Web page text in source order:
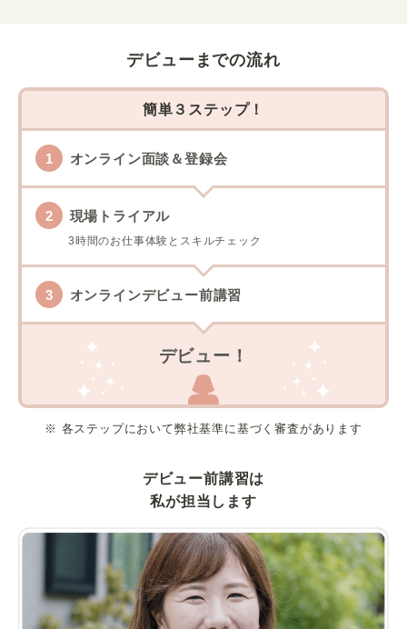
デビューまでの流れ
簡単３ステップ！
オンライン面談＆登録会
現場トライアル
3時間のお仕事体験とスキルチェック
オンラインデビュー前講習
デビュー！
※ 各ステップにおいて弊社基準に基づく審査があります
デビュー前講習は
私が担当します